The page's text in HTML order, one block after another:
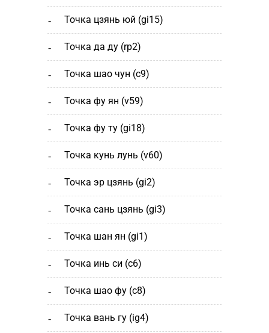
точка цзянь юй (gi15)
точка да ду (rp2)
точка шао чун (с9)
точка фу ян (v59)
точка фу ту (gi18)
точка кунь лунь (v60)
точка эр цзянь (gi2)
точка сань цзянь (gi3)
точка шан ян (gi1)
точка инь си (c6)
точка шао фу (c8)
точка вань гу (ig4)